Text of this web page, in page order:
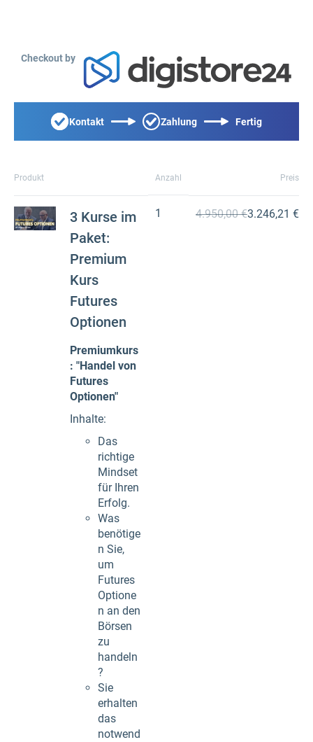
Checkout by
Kontakt Zahlung Fertig
Produkt Anzahl Preis
3 Kurse im
Paket:
Premium
Kurs
Futures
Optionen
Premiumkurs
: "Handel von
Futures
Optionen"
Inhalte:
Das
richtige
Mindset
für Ihren
Erfolg.
Was
benötige
n Sie,
um
Futures
Optione
n an den
Börsen
zu
handeln
?
Sie
erhalten
das
notwend
1 4.950,00 €3.246,21 €